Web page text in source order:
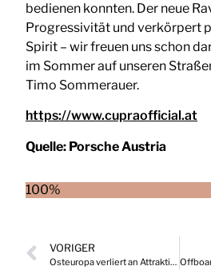
bedienen konnten. Der neue
Progressivität und verkörpert
Spirit – wir freuen uns schon
im Sommer auf unseren
Timo Sommerauer.
https://www.cupraofficial.at
Quelle: Porsche Austria
100%
VORIGER
Osteuropa verliert an Attraktivität für internationale Investoren